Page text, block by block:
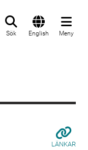
Sök English Meny
LÄNKAR